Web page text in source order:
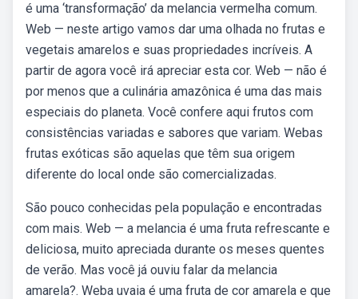
é uma ‘transformação’ da melancia vermelha comum.
Web — neste artigo vamos dar uma olhada no frutas e
vegetais amarelos e suas propriedades incríveis. A
partir de agora você irá apreciar esta cor. Web — não é
por menos que a culinária amazônica é uma das mais
especiais do planeta. Você confere aqui frutos com
consistências variadas e sabores que variam. Webas
frutas exóticas são aquelas que têm sua origem
diferente do local onde são comercializadas.
São pouco conhecidas pela população e encontradas
com mais. Web — a melancia é uma fruta refrescante e
deliciosa, muito apreciada durante os meses quentes
de verão. Mas você já ouviu falar da melancia
amarela?. Weba uvaia é uma fruta de cor amarela e que